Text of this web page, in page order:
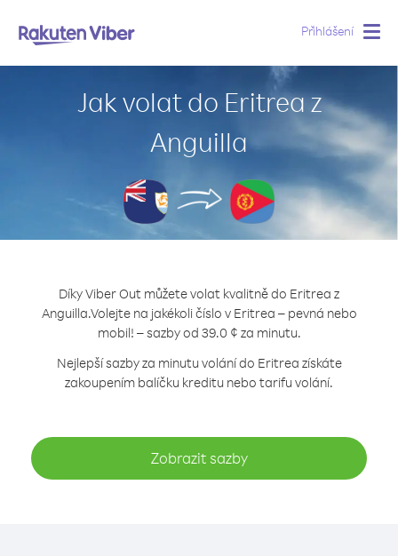
Přihlášení
Jak volat do Eritrea z
Anguilla
Díky Viber Out můžete volat kvalitně do Eritrea z
Anguilla.Volejte na jakékoli číslo v Eritrea – pevná nebo
mobil! – sazby od 39.0 ¢ za minutu.
Nejlepší sazby za minutu volání do Eritrea získáte
zakoupením balíčku kreditu nebo tarifu volání.
Zobrazit sazby